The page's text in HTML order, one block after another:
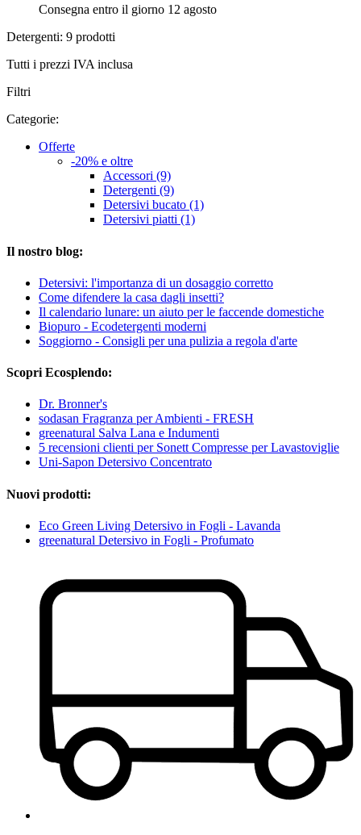
Consegna entro il giorno 12 agosto
Detergenti: 9 prodotti
Tutti i prezzi IVA inclusa
Filtri
Categorie:
Offerte
-20% e oltre
Accessori (9)
Detergenti (9)
Detersivi bucato (1)
Detersivi piatti (1)
Il nostro blog:
Detersivi: l'importanza di un dosaggio corretto
Come difendere la casa dagli insetti?
Il calendario lunare: un aiuto per le faccende domestiche
Biopuro - Ecodetergenti moderni
Soggiorno - Consigli per una pulizia a regola d'arte
Scopri Ecosplendo:
Dr. Bronner's
sodasan Fragranza per Ambienti - FRESH
greenatural Salva Lana e Indumenti
5 recensioni clienti per Sonett Compresse per Lavastoviglie
Uni-Sapon Detersivo Concentrato
Nuovi prodotti:
Eco Green Living Detersivo in Fogli - Lavanda
greenatural Detersivo in Fogli - Profumato